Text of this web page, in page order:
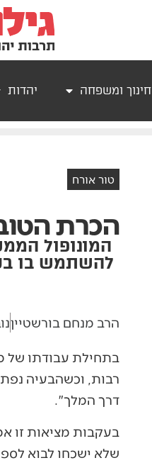
חינוך ומשפחה יהדות
טור אורח
הכרת
המונופול
להשתמש בו
הרב מנחם בורשטיין
בתחילת עבודתו של
רבות, וכשהבעיה
דרך המלך".
בעקבות מציאות זו
שלא ישכחו לבוא